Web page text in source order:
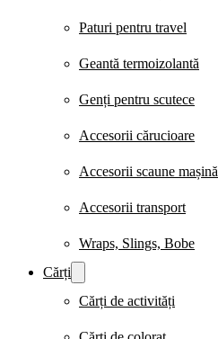
Paturi pentru travel
Geantă termoizolantă
Genți pentru scutece
Accesorii cărucioare
Accesorii scaune mașină
Accesorii transport
Wraps, Slings, Bobe
Cărți
Cărți de activități